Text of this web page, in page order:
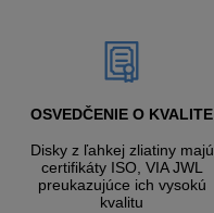
OSVEDČENIE O KVALITE
Disky z ľahkej zliatiny majú
certifikáty ISO, VIA JWL
preukazujúce ich vysokú
kvalitu